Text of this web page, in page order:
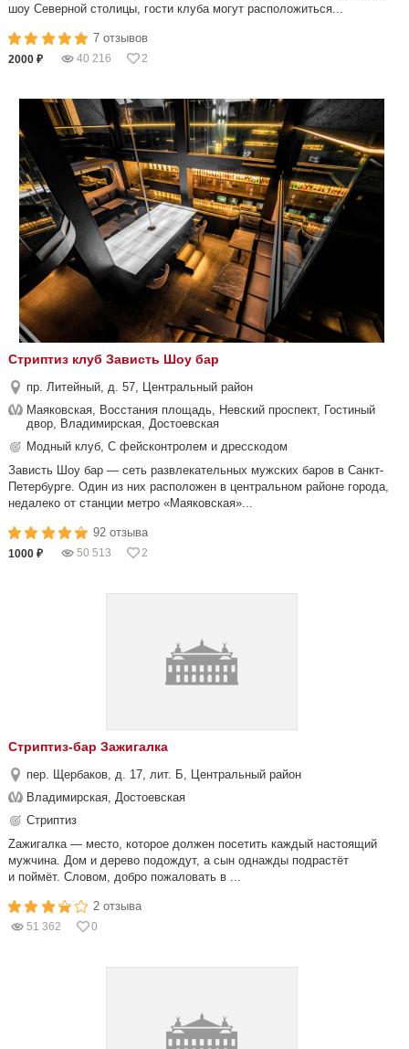
шоу Северной столицы, гости клуба могут расположиться...
7 отзывов
2000 ₽ 40 216 2
Стриптиз клуб Зависть Шоу бар
пр. Литейный, д. 57, Центральный район
Маяковская, Восстания площадь, Невский проспект, Гостиный
двор, Владимирская, Достоевская
Модный клуб, С фейсконтролем и дресскодом
Зависть Шоу бар — сеть развлекательных мужских баров в Санкт-
Петербурге. Один из них расположен в центральном районе города,
недалеко от станции метро «Маяковская»...
92 отзыва
1000 ₽ 50 513 2
Стриптиз-бар Зажигалка
пер. Щербаков, д. 17, лит. Б, Центральный район
Владимирская, Достоевская
Стриптиз
Zажигалка — место, которое должен посетить каждый настоящий
мужчина. Дом и дерево подождут, а сын однажды подрастёт
и поймёт. Словом, добро пожаловать в ...
2 отзыва
51 362 0